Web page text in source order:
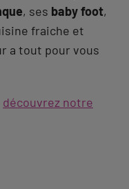
, ses baby foot,
fraiche et
a tout pour vous
découvrez notre